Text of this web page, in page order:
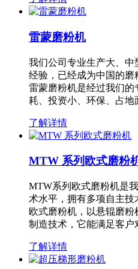
雷蒙磨粉机
我们公司专业生产大、中
经验，已经成为中国的磨
雷蒙磨粉机是经过我们
耗、投资小、环保、占
了解详情
MTW 系列欧式磨粉
MTW系列欧式磨粉机是
术水平，拥有多项自主
欧式磨粉机，以悬辊磨粉
制造技术，它能满足客
了解详情